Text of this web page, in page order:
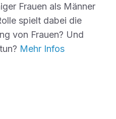
Frauen als Männer
spielt dabei die
von Frauen? Und
Mehr Infos